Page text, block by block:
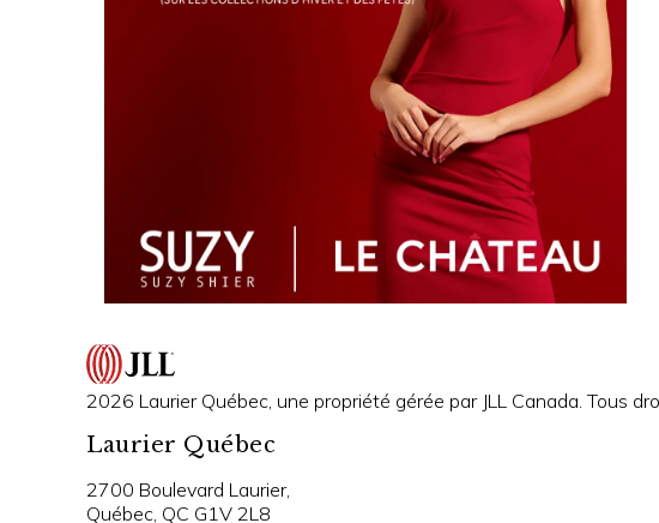
2026 Laurier Québec, une propriété gérée par JLL Canada. Tous
Laurier Québec
2700 Boulevard Laurier,
Québec, QC G1V 2L8